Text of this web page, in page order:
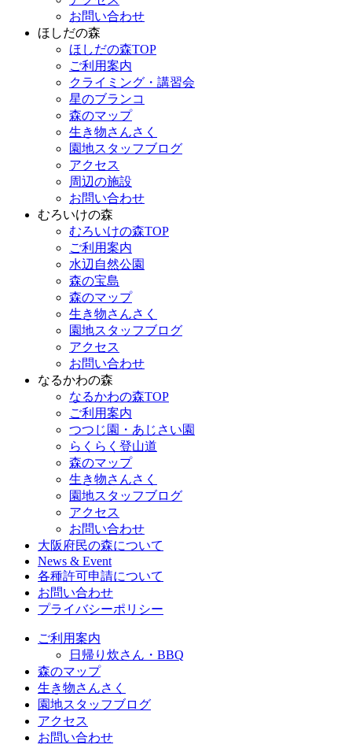
お問い合わせ
ほしだの森
ほしだの森TOP
ご利用案内
クライミング・講習会
星のブランコ
森のマップ
生き物さんさく
園地スタッフブログ
アクセス
周辺の施設
お問い合わせ
むろいけの森
むろいけの森TOP
ご利用案内
水辺自然公園
森の宝島
森のマップ
生き物さんさく
園地スタッフブログ
アクセス
お問い合わせ
なるかわの森
なるかわの森TOP
ご利用案内
つつじ園・あじさい園
らくらく登山道
森のマップ
生き物さんさく
園地スタッフブログ
アクセス
お問い合わせ
大阪府民の森について
News & Event
各種許可申請について
お問い合わせ
プライバシーポリシー
ご利用案内
日帰り炊さん・BBQ
森のマップ
生き物さんさく
園地スタッフブログ
アクセス
お問い合わせ